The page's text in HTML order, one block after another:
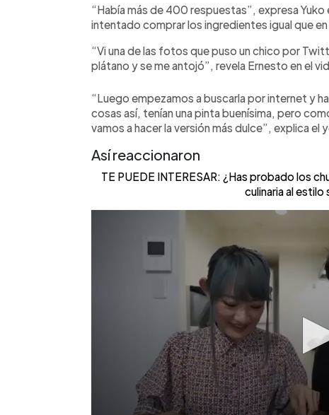
“Había más de 400 respuestas”, expresa Yuko
intentado comprar los ingredientes igual que
“Vi una de las fotos que puso un chico por
plátano y se me antojó”, revela Ernesto en el
“Luego empezamos a buscarla por internet y
cosas así, tenían una pinta buenísima, pero
vamos a hacer la versión más dulce”, explica el
Así reaccionaron
TE PUEDE INTERESAR: ¿Has probado los
culinaria al estilo